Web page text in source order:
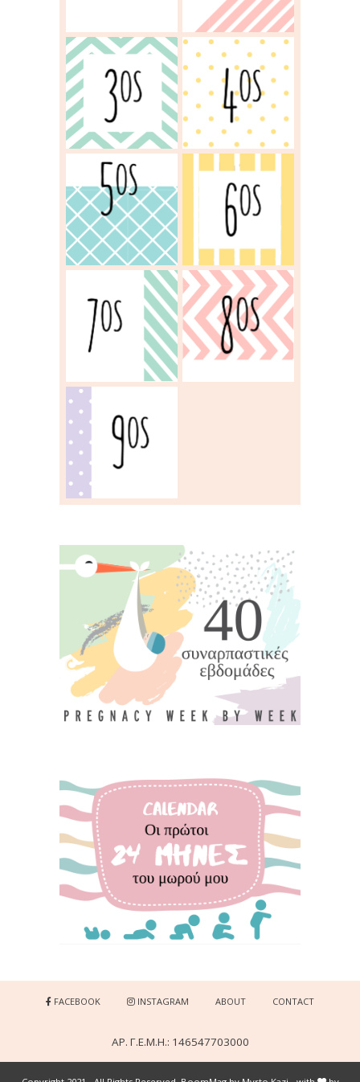
FACEBOOK INSTAGRAM ABOUT CONTACT
ΑΡ. Γ.Ε.Μ.Η.: 146547703000